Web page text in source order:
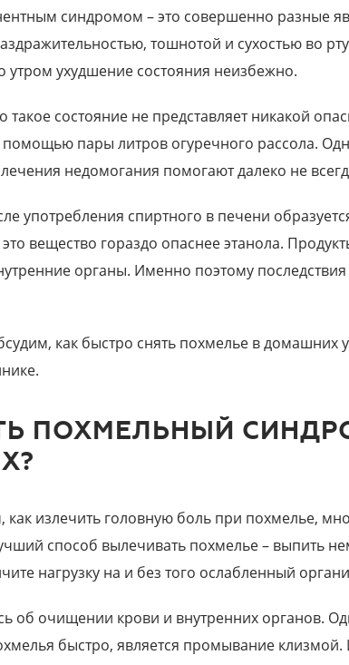
синдромом – это совершенно разные
тошнотой и сухостью во
утром ухудшение состояния неизбежно.
состояние не представляет никакой
пары литров огуречного рассола.
недомогания помогают далеко не
употребления спиртного в печени
это вещество гораздо опаснее этанола.
органы. Именно поэтому
как быстро снять похмелье в домашних
ПОХМЕЛЬНЫЙ
как излечить головную боль при похмелье,
способ вылечивать похмелье – выпить
нагрузку на и без того ослабленный
об очищении крови и внутренних органов.
быстро, является промывание клизмой.
мне
Иван, 20 лет
Очень рад, что попал в руки